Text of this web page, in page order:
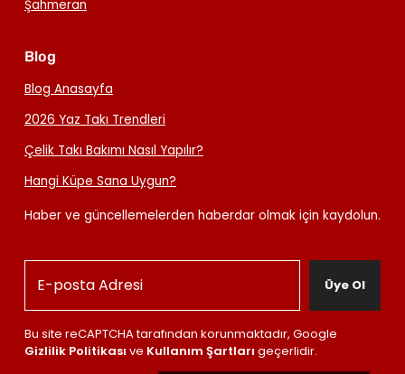
Şahmeran
Blog
Blog Anasayfa
2026 Yaz Takı Trendleri
Çelik Takı Bakımı Nasıl Yapılır?
Hangi Küpe Sana Uygun?
Haber ve güncellemelerden haberdar olmak için kaydolun.
Üye Ol
Bu site reCAPTCHA tarafından korunmaktadır, Google
Gizlilik Politikası ve Kullanım Şartları geçerlidir.